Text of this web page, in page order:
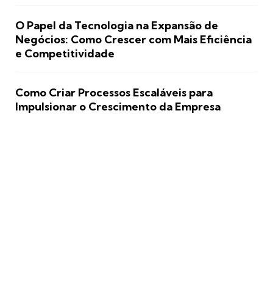
O Papel da Tecnologia na Expansão de
Negócios: Como Crescer com Mais Eficiência
e Competitividade
Como Criar Processos Escaláveis para
Impulsionar o Crescimento da Empresa